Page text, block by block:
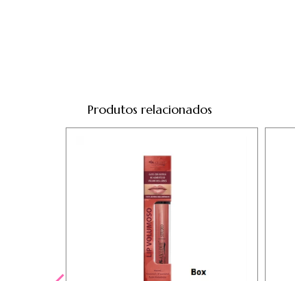
Produtos relacionados